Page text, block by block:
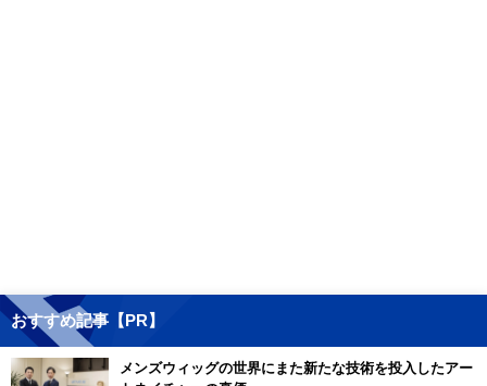
おすすめ記事【PR】
メンズウィッグの世界にまた新たな技術を投入したアー